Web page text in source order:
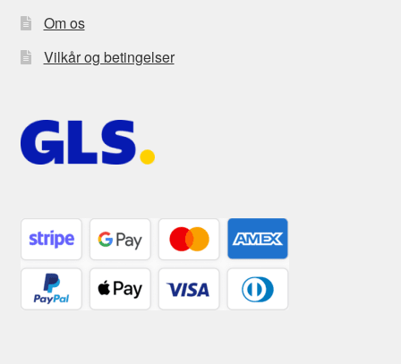
Om os
Vilkår og betingelser